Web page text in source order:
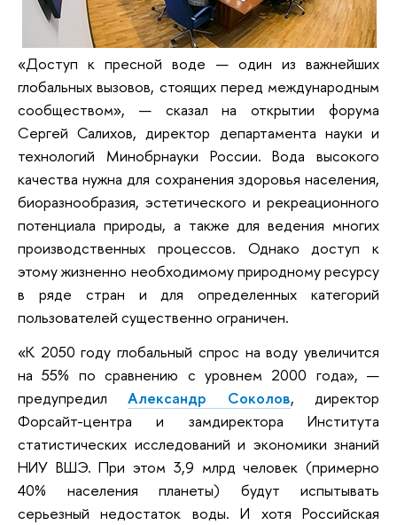
«Доступ к пресной воде — один из важнейших
глобальных вызовов, стоящих перед международным
сообществом», — сказал на открытии форума
Сергей Салихов, директор департамента науки и
технологий Минобрнауки России. Вода высокого
качества нужна для сохранения здоровья населения,
биоразнообразия, эстетического и рекреационного
потенциала природы, а также для ведения многих
производственных процессов. Однако доступ к
этому жизненно необходимому природному ресурсу
в ряде стран и для определенных категорий
пользователей существенно ограничен.
«К 2050 году глобальный спрос на воду увеличится
на 55% по сравнению с уровнем 2000 года», —
предупредилАлександр Соколов, директор
Форсайт-центра и замдиректора Института
статистических исследований и экономики знаний
НИУ ВШЭ. При этом 3,9 млрд человек (примерно
40% населения планеты) будут испытывать
серьезный недостаток воды. И хотя Российская